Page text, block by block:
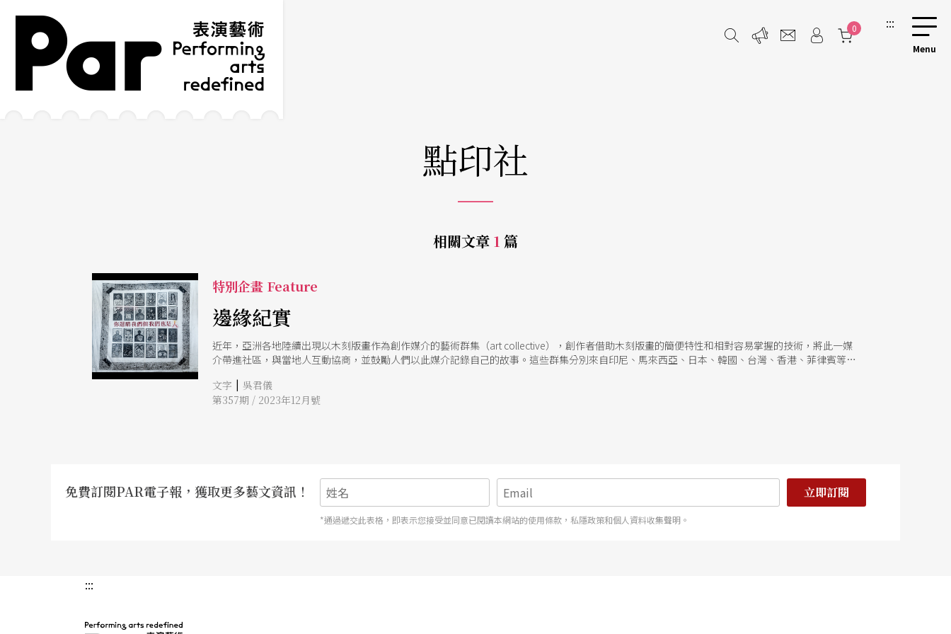
跳到主要內容區塊
網站導覽
0 :::
點印社
相關文章 1 篇
特別企畫 Feature
邊緣紀實
近年，亞洲各地陸續出現以木刻版畫作為創作媒介的藝術群集（art collective），創作者借助木刻版畫的簡便特性和相對容易掌握的技術，將此一媒
介帶進社區，與當地人互動協商，並鼓勵人們以此媒介記錄自己的故事。這些群集分別來自印尼、馬來西亞、日本、韓國、台灣、香港、菲律賓等
的性小眾等等。他們的創作彷彿在提醒一種跨地域的共通社會問題，並提議以強調協商的創作手法去理解和拆解以上問題。
文字 | 吳君儀
第357期 / 2023年12月號
免費訂閱PAR電子報，獲取更多藝文資訊！ 立即訂閱
*通過遞交此表格，即表示您接受並同意已閱讀本網站的使用條款，私隱政策和個人資料收集聲明。
:::